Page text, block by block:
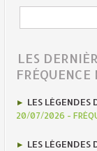
LES
LES LÉGENDES
20/07/2026 -
LES LÉGENDES